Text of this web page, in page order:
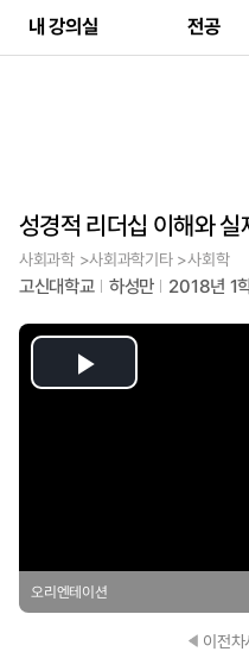
내 강의실 전공
성경적 리더십 이해와 실
사회과학 >사회과학기타 >사회학
고신대학교 하성만 2018년 1
Play
오리엔테이션
이전차